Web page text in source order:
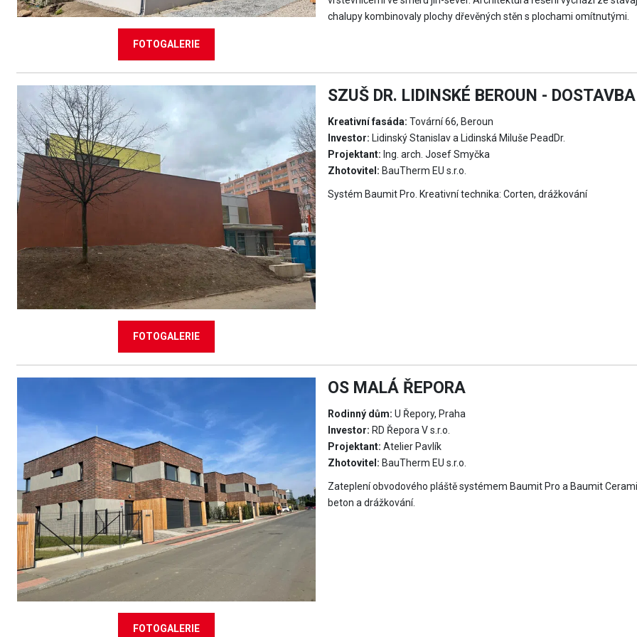
FOTOGALERIE
chalupy kombinovaly plochy dřevěných stěn s plochami omítnutými.
FOTOGALERIE
SZUŠ DR. LIDINSKÉ BEROUN - DOSTAVBA
Kreativní fasáda: Tovární 66, Beroun
Investor: Lidinský Stanislav a Lidinská Miluše PeadDr.
Projektant: Ing. arch. Josef Smyčka
Zhotovitel: BauTherm EU s.r.o.
Systém Baumit Pro. Kreativní technika: Corten, drážkování
FOTOGALERIE
OS MALÁ ŘEPORA
Rodinný dům: U Řepory, Praha
Investor: RD Řepora V s.r.o.
Projektant: Atelier Pavlík
Zhotovitel: BauTherm EU s.r.o.
Zateplení obvodového pláště systémem Baumit Pro a Baumit
beton a drážkování.